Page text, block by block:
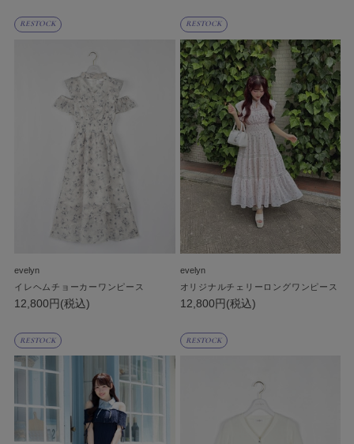
RESTOCK
evelyn
イレヘムチョーカーワンピース
12,800円(税込)
RESTOCK
evelyn
オリジナルチェリーロングワンピース
12,800円(税込)
RESTOCK RESTOCK